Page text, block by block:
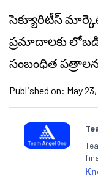
సెక్యూరిటీస్
ప్రమాదాలకు లోబడి
సంబంధిత
Published on: May